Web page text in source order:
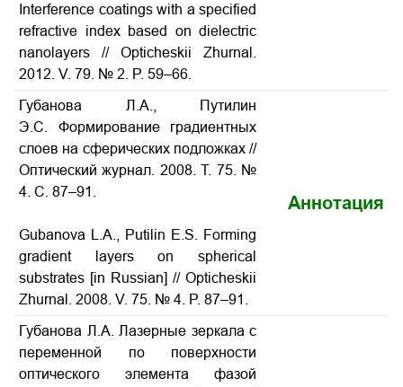
Interference coatings with a specified
refractive index based on dielectric
nanolayers // Opticheskii Zhurnal.
2012. V. 79. № 2. P. 59–66.
Губанова Л.А., Путилин
Э.С. Формирование градиентных
слоев на сферических подложках //
Оптический журнал. 2008. Т. 75. №
4. С. 87–91.
Gubanova L.A., Putilin E.S. Forming
gradient layers on spherical
substrates [in Russian] // Opticheskii
Zhurnal. 2008. V. 75. № 4. P. 87–91.
Аннотация
Губанова Л.А. Лазерные зеркала с
переменной по поверхности
оптического элемента фазой